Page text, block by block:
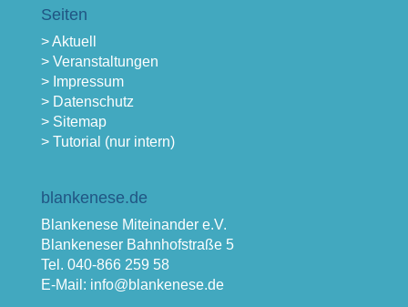
Seiten
> Aktuell
> Veranstaltungen
> Impressum
> Datenschutz
> Sitemap
> Tutorial (nur intern)
blankenese.de
Blankenese Miteinander e.V.
Blankeneser Bahnhofstraße 5
Tel. 040-866 259 58
E-Mail: info@blankenese.de